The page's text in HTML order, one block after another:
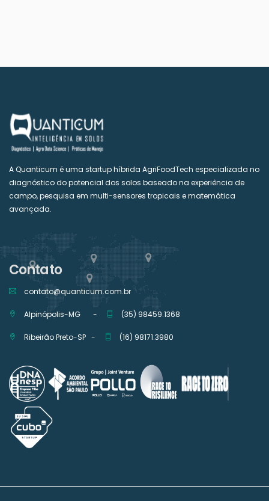
A Quanticum é uma startup híbrida AgriFoodTech especializada no
diagnóstico do potencial dos solos baseado na experiência de
campo, pesquisa em multi-sensores tropicais e matemática
avançada.
Contato
contato@quanticum.com.br
Alpinópolis-MG - (35) 98459.1368
Ribeirão Preto-SP - (16) 98171.3980